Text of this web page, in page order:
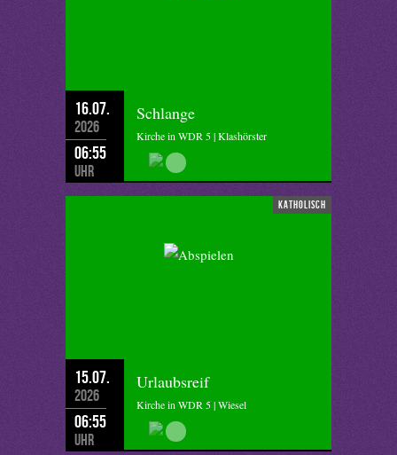
16.07.
2026
06:55
Uhr
Schlange
Kirche in WDR 5 | Klashörster
katholisch
15.07.
2026
06:55
Uhr
Urlaubsreif
Kirche in WDR 5 | Wiesel